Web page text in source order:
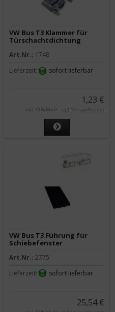
VW Bus T3 Klammer für
Türschachtdichtung
Art.Nr.: 1748
Lieferzeit:
sofort lieferbar
1,23 €
inkl. 19 % MwSt. zzgl. Versandkosten
VW Bus T3 Führung für
Schiebefenster
Art.Nr.: 2775
Lieferzeit:
sofort lieferbar
25,54 €